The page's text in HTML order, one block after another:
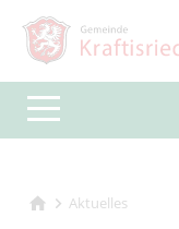
Aktuelles